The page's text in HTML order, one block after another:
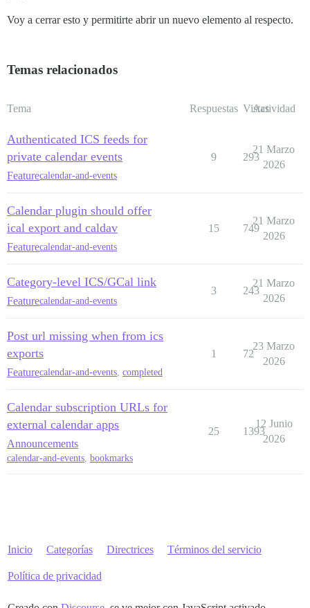
Voy a cerrar esto y permitirte abrir un nuevo elemento al respecto.
Temas relacionados
Tema Respuestas Vistas
Actividad
Authenticated ICS feeds for
private calendar events
Featurecalendar-and-events
9 293
21 Marzo
2026
Calendar plugin should offer
ical export and caldav
Featurecalendar-and-events
15 749
21 Marzo
2026
Category-level ICS/GCal link
Featurecalendar-and-events
3 243
21 Marzo
2026
Post url missing when from ics
exports
Featurecalendar-and-events, completed
1 72
23 Marzo
2026
Calendar subscription URLs for
external calendar apps
Announcements
calendar-and-events bookmarks
25 1393
12 Junio
2026
Inicio Categorías Directrices Términos del servicio
Política de privacidad